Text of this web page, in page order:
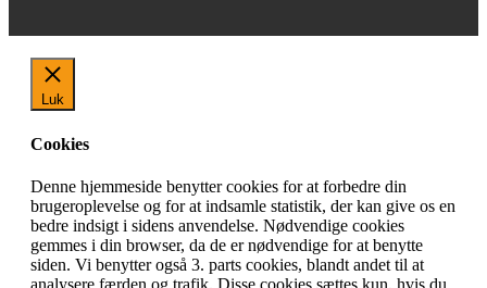
Luk
Cookies
Denne hjemmeside benytter cookies for at forbedre din
brugeroplevelse og for at indsamle statistik, der kan give os en
bedre indsigt i sidens anvendelse. Nødvendige cookies
gemmes i din browser, da de er nødvendige for at benytte
siden. Vi benytter også 3. parts cookies, blandt andet til at
analysere færden og trafik. Disse cookies sættes kun, hvis du